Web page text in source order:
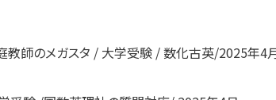
庭教師のメガスタ / 大学受験 / 数化古英/2025年4